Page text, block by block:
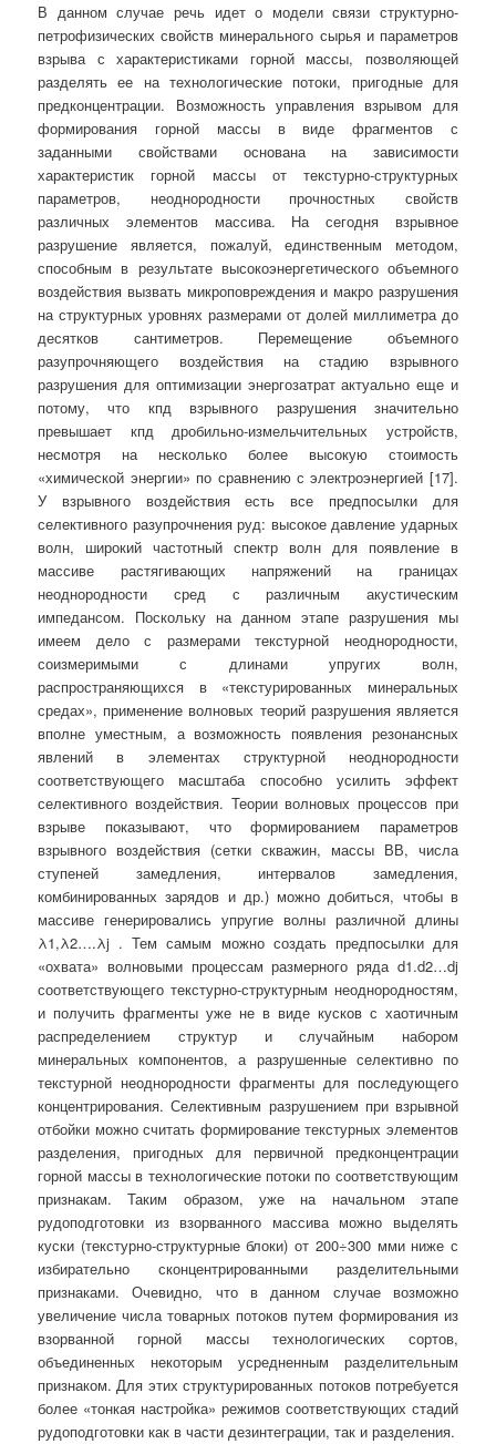
В данном случае речь идет о модели связи структурно-
петрофизических свойств минерального сырья и параметров
взрыва с характеристиками горной массы, позволяющей
разделять ее на технологические потоки, пригодные для
предконцентрации. Возможность управления взрывом для
формирования горной массы в виде фрагментов с
заданными свойствами основана на зависимости
характеристик горной массы от текстурно-структурных
параметров, неоднородности прочностных свойств
различных элементов массива. На сегодня взрывное
разрушение является, пожалуй, единственным методом,
способным в результате высокоэнергетического объемного
воздействия вызвать микроповреждения и макро разрушения
на структурных уровнях размерами от долей миллиметра до
десятков сантиметров. Перемещение объемного
разупрочняющего воздействия на стадию взрывного
разрушения для оптимизации энергозатрат актуально еще и
потому, что кпд взрывного разрушения значительно
превышает кпд дробильно-измельчительных устройств,
несмотря на несколько более высокую стоимость
«химической энергии» по сравнению с электроэнергией [17].
У взрывного воздействия есть все предпосылки для
селективного разупрочнения руд: высокое давление ударных
волн, широкий частотный спектр волн для появление в
массиве растягивающих напряжений на границах
неоднородности сред с различным акустическим
импедансом. Поскольку на данном этапе разрушения мы
имеем дело с размерами текстурной неоднородности,
соизмеримыми с длинами упругих волн,
распространяющихся в «текстурированных минеральных
средах», применение волновых теорий разрушения является
вполне уместным, а возможность появления резонансных
явлений в элементах структурной неоднородности
соответствующего масштаба способно усилить эффект
селективного воздействия. Теории волновых процессов при
взрыве показывают, что формированием параметров
взрывного воздействия (сетки скважин, массы ВВ, числа
ступеней замедления, интервалов замедления,
комбинированных зарядов и др.) можно добиться, чтобы в
массиве генерировались упругие волны различной длины
λ1,λ2….λj . Тем самым можно создать предпосылки для
«охвата» волновыми процессам размерного ряда d1.d2…dj
соответствующего текстурно-структурным неоднородностям,
и получить фрагменты уже не в виде кусков с хаотичным
распределением структур и случайным набором
минеральных компонентов, а разрушенные селективно по
текстурной неоднородности фрагменты для последующего
концентрирования. Селективным разрушением при взрывной
отбойки можно считать формирование текстурных элементов
разделения, пригодных для первичной предконцентрации
горной массы в технологические потоки по соответствующим
признакам. Таким образом, уже на начальном этапе
рудоподготовки из взорванного массива можно выделять
куски (текстурно-структурные блоки) от 200÷300 мми ниже с
избирательно сконцентрированными разделительными
признаками. Очевидно, что в данном случае возможно
увеличение числа товарных потоков путем формирования из
взорванной горной массы технологических сортов,
объединенных некоторым усредненным разделительным
признаком. Для этих структурированных потоков потребуется
более «тонкая настройка» режимов соответствующих стадий
рудоподготовки как в части дезинтеграции, так и разделения.